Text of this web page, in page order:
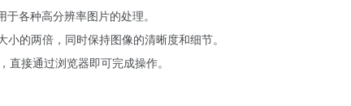
各种高分辨率图片的处理。
的两倍，同时保持图像的清晰度和细节。
直接通过浏览器即可完成操作。